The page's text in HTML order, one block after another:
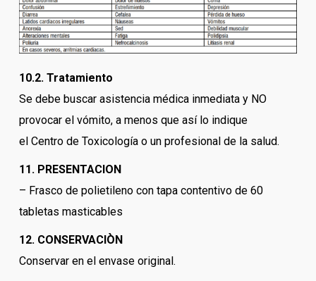
10.2. Tratamiento
Se debe buscar asistencia médica inmediata y NO
provocar el vómito, a menos que así lo indique
el Centro de Toxicología o un profesional de la salud.
11. PRESENTACION
– Frasco de polietileno con tapa contentivo de 60
tabletas masticables
12. CONSERVACIÒN
Conservar en el envase original.